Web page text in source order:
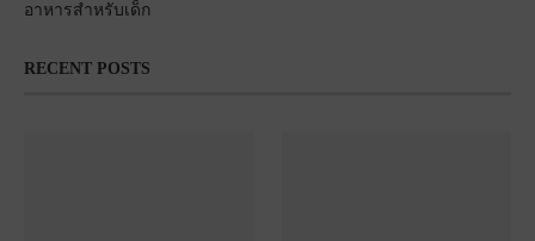
อาหารสำหรับเด็ก
RECENT POSTS